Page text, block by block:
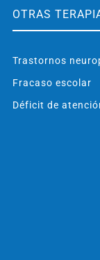
OTRAS
Trastornos
Fracaso escolar
Déficit de